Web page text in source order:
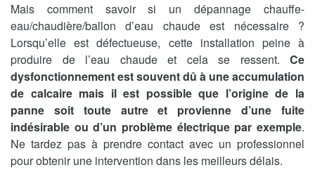
Mais comment savoir si un dépannage chauffe-
eau/chaudière/ballon d’eau chaude est nécessaire ?
Lorsqu’elle est défectueuse, cette installation peine à
produire de l’eau chaude et cela se ressent. Ce
dysfonctionnement est souvent dû à une accumulation
de calcaire mais il est possible que l’origine de la
panne soit toute autre et provienne d’une fuite
indésirable ou d’un problème électrique par exemple.
Ne tardez pas à prendre contact avec un professionnel
pour obtenir une intervention dans les meilleurs délais.